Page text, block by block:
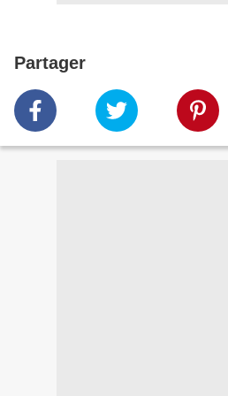
Partager